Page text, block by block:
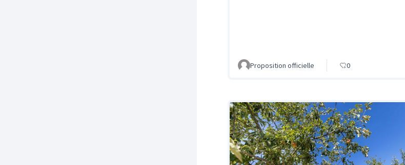
Proposition officielle 0